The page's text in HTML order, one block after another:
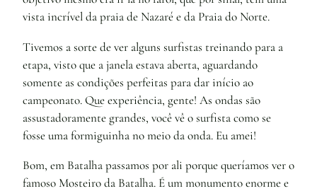
vista incrível da praia de Nazaré e da Praia do Norte.
Tivemos a sorte de ver alguns surfistas treinando para a
etapa, visto que a janela estava aberta, aguardando
somente as condições perfeitas para dar início ao
campeonato. Que experiência, gente! As ondas são
assustadoramente grandes, você vê o surfista como se
fosse uma formiguinha no meio da onda. Eu amei!
Bom, em Batalha passamos por ali porque queríamos ver o
famoso Mosteiro da Batalha. É um monumento enorme e